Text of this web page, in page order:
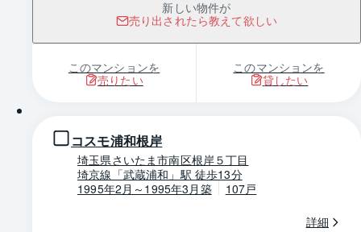
新しい物件が
売り出されたら教えて欲しい
このマンションを
売りたい
このマンションを
貸したい
コスモ浦和根岸
埼玉県さいたま市南区根岸５丁目
埼京線「武蔵浦和」駅 徒歩13分
1995年2月～1995年3月築
107戸
詳細